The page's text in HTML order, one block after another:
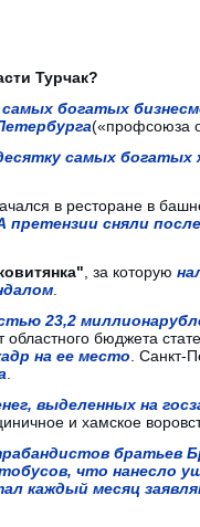
Турчак?
богатых
(«профсоюза
самых богатых
в ресторане в
претензии сняли
, за которую
23,2 миллиона
бюджета
на ее место . Санкт-
выделенных на
и хамское
братьев
что нанесло
каждый месяц